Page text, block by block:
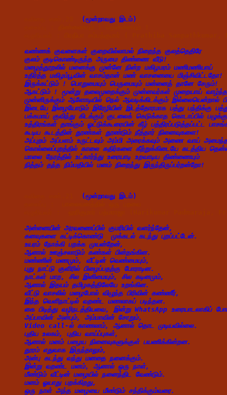
(மூன்றாவது இடம்)
வண்ணக் குவளைகள் குறைவில்லாமல் நிறைந்த குலத்தெதிரே
குலம் குடிகொண்டிருந்த அருமை திண்ணை வீடு!
மழைத்தூறலில் மனைக்கு முன்னே நின்ற மகிழமரம் மணிமணியாய்
உதிர்த்த மகிழம்பூவின் வாசம்தான் மண் வாசனையை மிஞ்சிவிட்டதோ!
இருக்கட்டும் ! பொறுமையும் பெருமையும் மன்னைத் தானே சேரும்!
ஆகட்டும் ! மூன்று தலைமுறைக்கும் முன்னவர்கள் முறையாய்
முன்னிருக்கும் ஆளோடியில் நெல் ஆவடிக்கிடக்கும்
இடையே இழையோடும் இரேழியின் இடத்தோரமாக பத்து பந்திக்கு
பக்கமாய் குவிந்து கிடக்கும் குடலைக் கெடுக்காத கொடாப்பில்
உத்திரங்கள் தாங்கும் ஓட்டுக்கூரையின் கீழ் பத்திரப்படுத்தப்பட்ட
கூடிய கூடத்தின் தூண்கள் தூண்டும் நீத்தார் நினைவுகளை!
அப்புறம் அப்பளம் உருட்டவும் அம்மி அரைக்கவும் அணை வாய்
கொல்லைப்புறத்தில் காலை கதிர்களை கீற்றுக்கிடையே கடத்திய
மாலை நேரத்தில் உட்கார்ந்து உரையாடி உறவாடிய திண்ணையும்
நித்தம் தந்த நிம்மதியில் மனம் நிறைந்து இருந்திருப்பர்றன்றோ!
(மூன்றாவது இடம்)
அன்னையின் அரவணைப்பில் குமரியில் வளர்ந்தேன்,
கனவுகளை கட்டிக்கொண்டு  முக்கடல் கடந்து புறப்பட்டேன்.
உயரம் நோக்கி பறக்க முயன்றேன்,
ஆனால் ஊஞ்சலாடும் கண்கள் பின்தங்கின.
மண்ணின் மணமும், வீட்டின் வெண்மையும்,
புது நாட்டு குளிரில் பிழைப்பதற்கு போராடின.
நாட்கள் மாற, சில இனிமையும், சில கடினமும்,
ஆனால் இதயம் தமிழகத்திலேயே உறங்கின.
வீட்டு வாசலில் மழைபோல் விழுந்த பிரிவின் கண்ணீர்,
இந்த வெளிநாட்டில் வறண்ட மணலாகப் படிந்தன.
கை பிடித்து வழிநடத்தியவை, இன்று WhatsApp உரையாடலாகிப்
அப்பாவின் அன்பும், அம்மாவின் சோறும்,
Video call-ல் காணலாம், ஆனால் தொட முடியவில்லை.
புதிய உலகம், புதிய வாய்ப்புகள்,
ஆனால் மனம் பழைய நினைவுகளுக்குள் பயணிக்கின்றன.
தூரம் எதுவாக இருந்தாலும்,
அன்பு கடந்து வந்து மனதை நனைக்கும்.
இன்று வறண்ட மனம், ஆனால் ஒரு நாள்,
மீண்டும் வீட்டின் மழையில் நனைந்திட வேண்டும்.
மனம் ஓயாது பறக்கிறது,
ஒரு நாள் அந்த மழையை மீண்டும் சந்திக்கும்வரை.